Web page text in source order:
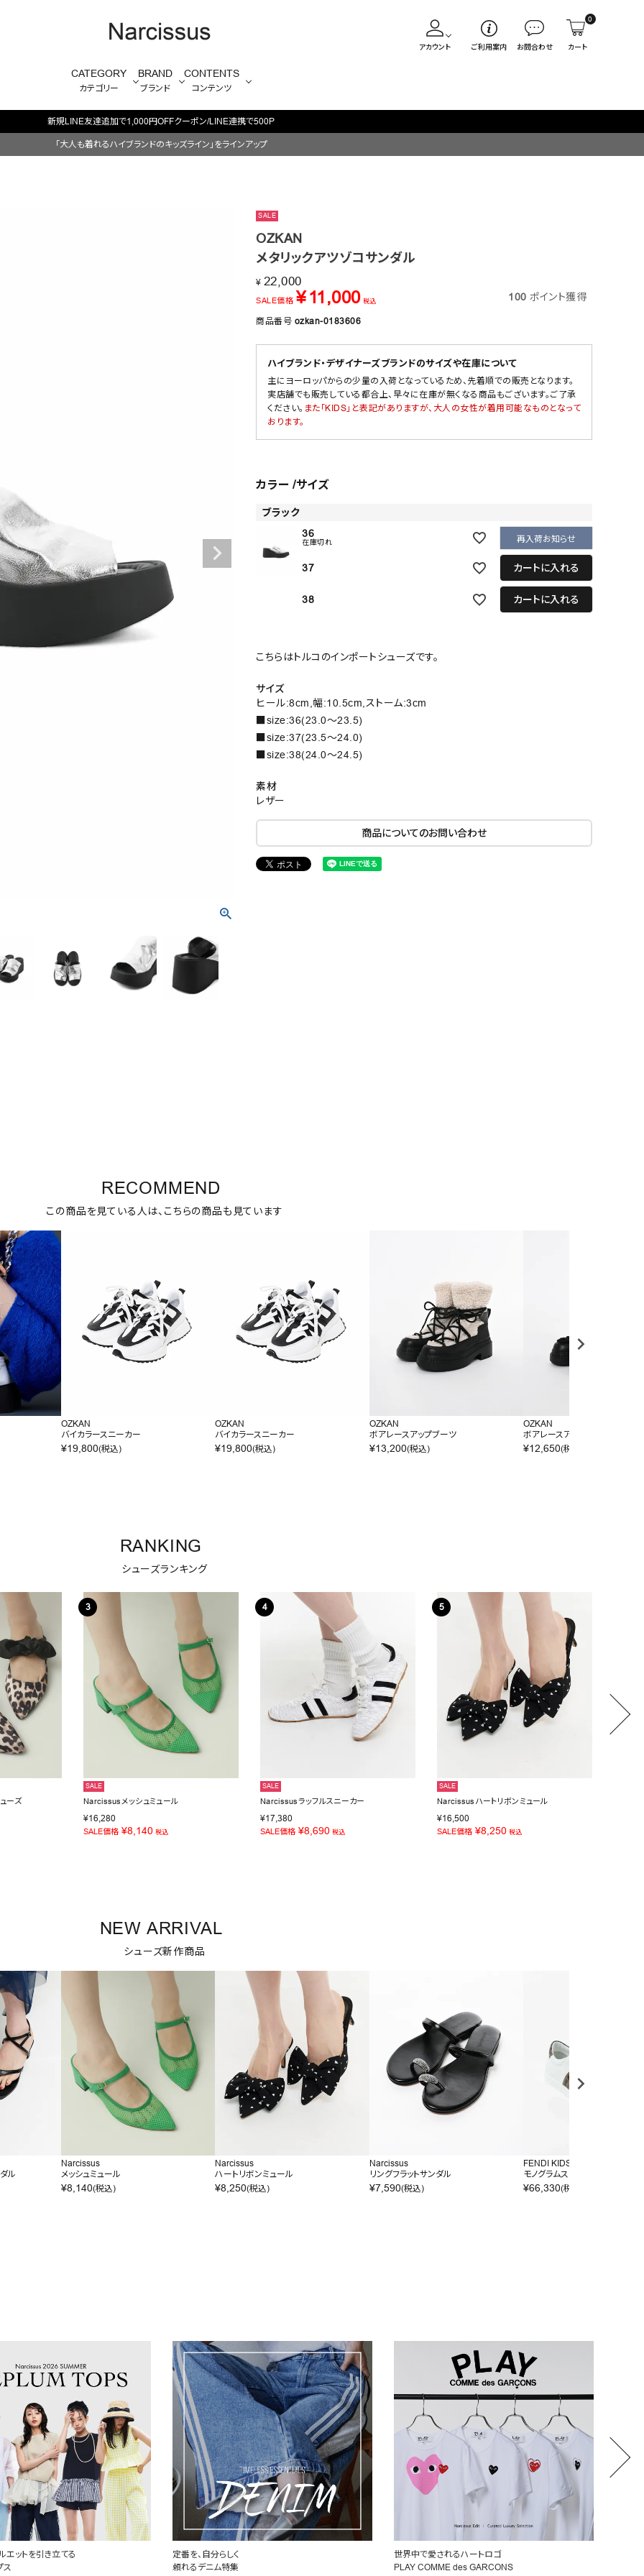
アカウント ご利用案内 お問合わせ
0
カート
CATEGORY
カテゴリー
BRAND
ブランド
CONTENTS
コンテンツ
新規LINE友達追加で1,000円OFFクーポン/LINE連携で500P
「大人も着れるハイブランドのキッズライン」をラインアップ
SALE
OZKAN
メタリックアツゾコサンダル
¥ 22,000
SALE価格 ¥ 11,000 税込 100 ポイント獲得
商品番号 ozkan-0183606
ハイブランド・デザイナーズブランドのサイズや在庫について
主にヨーロッパからの少量の入荷となっているため、先着順での販売となります。
実店舗でも販売している都合上、早々に在庫が無くなる商品もございます。ご了承
ください。 また「KIDS」と表記がありますが、大人の女性が着用可能なものとなって
おります。
カラー サイズ
ブラック
36
在庫切れ 再入荷お知らせ
37 カートに入れる
38 カートに入れる
こちらはトルコのインポートシューズです。
サイズ
ヒール:8cm,幅:10.5cm,ストーム:3cm
■size:36(23.0～23.5)
■size:37(23.5～24.0)
■size:38(24.0～24.5)
素材
レザー
商品についてのお問い合わせ
RECOMMEND
この商品を見ている人は、こちらの商品も見ています
OZKAN
バイカラースニーカー
¥19,800(税込)
OZKAN
バイカラースニーカー
¥19,800(税込)
OZKAN
ボアレースアップブーツ
¥13,200(税込)
OZKAN
ボアレースアップブーツ
¥12,650(税込)
RANKING
シューズランキング
ーズ
SALE
Narcissusメッシュミュール
¥16,280
SALE価格 ¥8,140 税込
SALE
Narcissusラッフルスニーカー
¥17,380
SALE価格 ¥8,690 税込
SALE
Narcissusハートリボンミュール
¥16,500
SALE価格 ¥8,250 税込
NEW ARRIVAL
シューズ新作商品
ル
Narcissus
メッシュミュール
¥8,140(税込)
Narcissus
ハートリボンミュール
¥8,250(税込)
Narcissus
リングフラットサンダル
¥7,590(税込)
FENDI KIDS
モノグラムスニーカー
¥66,330(税込)
しく
集
世界中で愛されるハートロゴ
PLAY COMME des GARCONS
厳選したラグジュアリーセレクション
MONCLER EDIT